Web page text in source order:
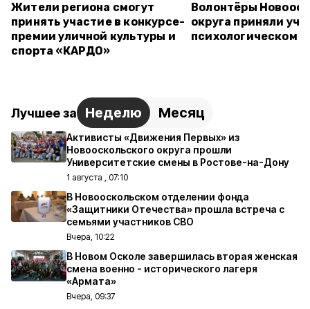
Жители региона смогут
принять участие в конкурсе-
премии уличной культуры и
спорта «КАРДО»
Волонтёры
округа приняли
психологическом
Лучшее за Неделю Месяц
Активисты «Движения Первых» из
Новооскольского округа прошли
Университетские смены в Ростове-на-Дону
1 августа , 07:10
В Новооскольском отделении фонда
«Защитники Отечества» прошла встреча с
семьями участников СВО
Вчера, 10:22
В Новом Осколе завершилась вторая женская
смена военно - исторического лагеря
«Армата»
Вчера, 09:37